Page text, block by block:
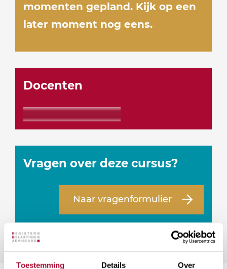
Toestemming Details Over
momenten gepland. Kijk op een
later moment nog eens.
Docenten
Vragen over deze cursus?
Naar vragenformulier